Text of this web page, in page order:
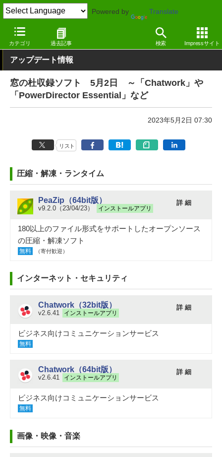
Powered by Translate
カテゴリ 過去記事 検索 Impressサイト
窓の杜 その他の話題 アップデート
アップデート情報
窓の杜収録ソフト 5月2日 ～「Chatwork」や
「PowerDirector Essential」など
2023年5月2日 07:30
リスト
圧縮・解凍・ランタイム
PeaZip（64bit版）
v9.2.0（23/04/23） インストールアプリ
詳 細
180以上のファイル形式をサポートしたオープンソース
の圧縮・解凍ソフト
無料 （寄付歓迎）
インターネット・セキュリティ
Chatwork（32bit版）
v2.6.41 インストールアプリ
詳 細
ビジネス向けコミュニケーションサービス
無料
Chatwork（64bit版）
v2.6.41 インストールアプリ
詳 細
ビジネス向けコミュニケーションサービス
無料
画像・映像・音楽